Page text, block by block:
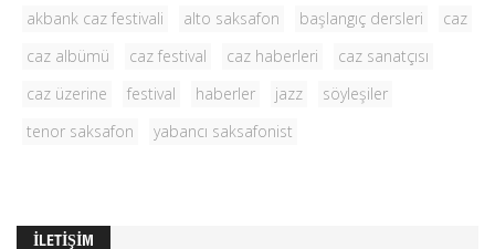
akbank caz festivali alto saksafon başlangıç dersleri
caz
caz albümü
caz festival caz haberleri
caz sanatçısı
caz üzerine
festival haberler jazz
söyleşiler
tenor saksafon
yabancı saksafonist
İLETIŞIM